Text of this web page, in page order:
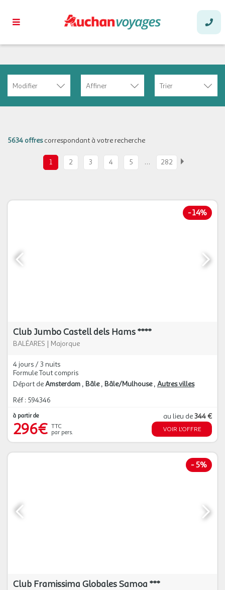
Modifier Affiner Trier
5634 offrescorrespondant à votre recherche
1 2 3 4 5 … 282
-14%
Club Jumbo Castell dels Hams ****
BALÉARES | Majorque
4 jours / 3 nuits
Formule Tout compris
Départ deAmsterdam Bâle Bâle/Mulhouse Autres villes
Réf : 594346
à partir de
296€ TTC
par pers.
au lieu de344 €
VOIR L'OFFRE
- 5%
Club Framissima Globales Samoa ***